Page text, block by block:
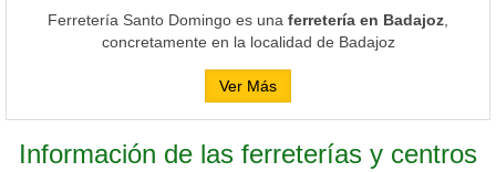
Ferretería Santo Domingo es una ferretería en Badajoz
concretamente en la localidad de Badajoz
Ver Más
Información de las ferreterías y centros